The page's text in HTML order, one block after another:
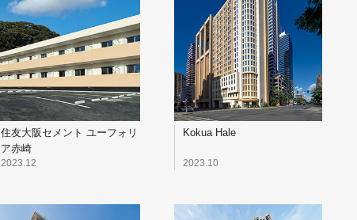
住友大阪セメント ユーフォリ
ア赤崎
2023.12
Kokua Hale
2023.10